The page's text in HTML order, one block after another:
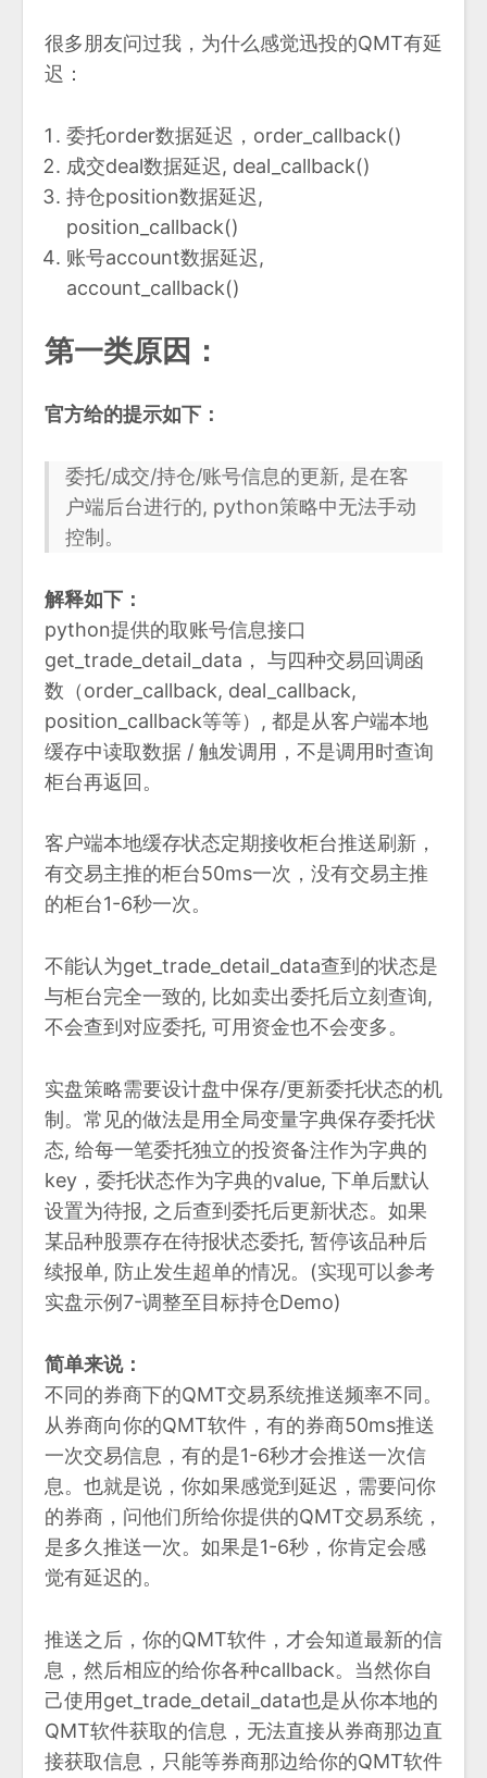
很多朋友问过我，为什么感觉迅投的QMT有延
迟：
委托order数据延迟，order_callback()
成交deal数据延迟, deal_callback()
持仓position数据延迟,
position_callback()
账号account数据延迟,
account_callback()
第一类原因：
官方给的提示如下：
委托/成交/持仓/账号信息的更新, 是在客
户端后台进行的, python策略中无法手动
控制。
解释如下：
python提供的取账号信息接口
get_trade_detail_data， 与四种交易回调函
数（order_callback, deal_callback,
position_callback等等）, 都是从客户端本地
缓存中读取数据 / 触发调用，不是调用时查询
柜台再返回。
客户端本地缓存状态定期接收柜台推送刷新，
有交易主推的柜台50ms一次，没有交易主推
的柜台1-6秒一次。
不能认为get_trade_detail_data查到的状态是
与柜台完全一致的, 比如卖出委托后立刻查询,
不会查到对应委托, 可用资金也不会变多。
实盘策略需要设计盘中保存/更新委托状态的机
制。常见的做法是用全局变量字典保存委托状
态, 给每一笔委托独立的投资备注作为字典的
key，委托状态作为字典的value, 下单后默认
设置为待报, 之后查到委托后更新状态。如果
某品种股票存在待报状态委托, 暂停该品种后
续报单, 防止发生超单的情况。(实现可以参考
实盘示例7-调整至目标持仓Demo)
简单来说：
不同的券商下的QMT交易系统推送频率不同。
从券商向你的QMT软件，有的券商50ms推送
一次交易信息，有的是1-6秒才会推送一次信
息。也就是说，你如果感觉到延迟，需要问你
的券商，问他们所给你提供的QMT交易系统，
是多久推送一次。如果是1-6秒，你肯定会感
觉有延迟的。
推送之后，你的QMT软件，才会知道最新的信
息，然后相应的给你各种callback。当然你自
己使用get_trade_detail_data也是从你本地的
QMT软件获取的信息，无法直接从券商那边直
接获取信息，只能等券商那边给你的QMT软件